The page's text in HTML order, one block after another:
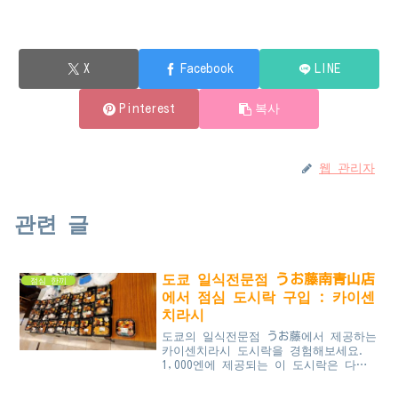
X Facebook LINE
Pinterest 복사
웹 관리자
관련 글
점심 한끼
도쿄 일식전문점 うお藤南青山店
에서 점심 도시락 구입 : 카이센
치라시
도쿄의 일식전문점 うお藤에서 제공하는
카이센치라시 도시락을 경험해보세요.
1,000엔에 제공되는 이 도시락은 다양